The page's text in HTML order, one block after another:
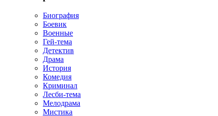
Биография
Боевик
Военные
Гей-тема
Детектив
Драма
История
Комедия
Криминал
Лесби-тема
Мелодрама
Мистика